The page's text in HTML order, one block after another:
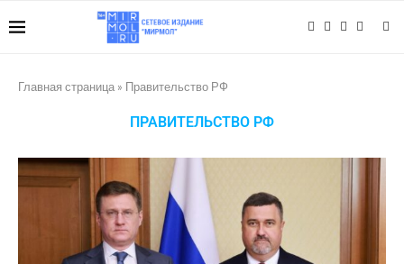
Главная страница » Правительство РФ
ПРАВИТЕЛЬСТВО РФ